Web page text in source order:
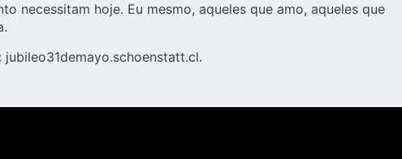
necessitam hoje. Eu mesmo, aqueles que amo, aqueles que
jubileo31demayo.schoenstatt.cl.